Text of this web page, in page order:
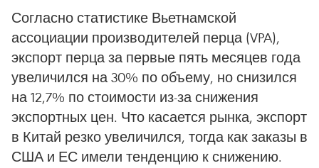
Согласно статистике Вьетнамской
ассоциации производителей перца (VPA),
экспорт перца за первые пять месяцев года
увеличился на 30% по объему, но снизился
на 12,7% по стоимости из-за снижения
экспортных цен. Что касается рынка, экспорт
в Китай резко увеличился, тогда как заказы в
США и ЕС имели тенденцию к снижению.